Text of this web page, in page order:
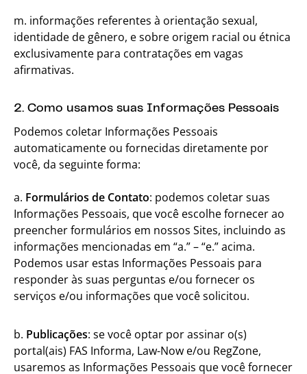
m. informações referentes à orientação sexual,
identidade de gênero, e sobre origem racial ou étnica
exclusivamente para contratações em vagas
afirmativas.
2. Como usamos suas Informações Pessoais
Podemos coletar Informações Pessoais
automaticamente ou fornecidas diretamente por
você, da seguinte forma:
a. Formulários de Contato: podemos coletar suas
Informações Pessoais, que você escolhe fornecer ao
preencher formulários em nossos Sites, incluindo as
informações mencionadas em “a.” – “e.” acima.
Podemos usar estas Informações Pessoais para
responder às suas perguntas e/ou fornecer os
serviços e/ou informações que você solicitou.
b. Publicações: se você optar por assinar o(s)
portal(ais) FAS Informa, Law-Now e/ou RegZone,
usaremos as Informações Pessoais que você fornecer